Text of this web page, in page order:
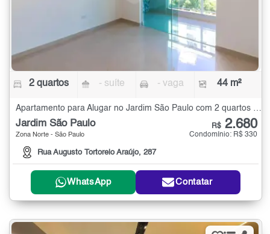
2 quartos - suíte - vaga 44 m²
Jardim São Paulo
Zona Norte - São Paulo
Rua Augusto Tortorelo Araújo, 287
R$ 2.680
Condomínio: R$ 330
WhatsApp Contatar